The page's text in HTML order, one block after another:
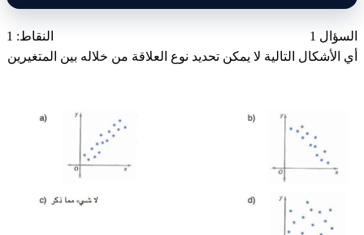
السؤال 1
النقاط: 1
أي الأشكال التالية لا يمكن تحديد نوع العلاقة من خلاله بين المتغيرين